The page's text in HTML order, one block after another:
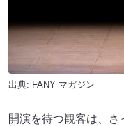
出典: FANY マガジン
開演を待つ観客は、さ